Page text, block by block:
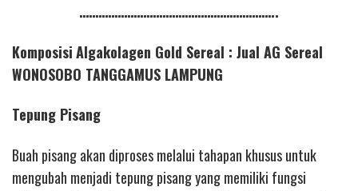
……………………………………………………..
KomposisiAlgakolagen Gold Sereal : Jual AG Sereal
WONOSOBO TANGGAMUS LAMPUNG
Tepung Pisang
Buah pisang akan diproses melalui tahapan khusus untuk
mengubah menjadi tepung pisang yang memiliki fungsi